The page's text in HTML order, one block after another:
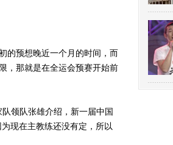
预想晚近一个月的时间，而
，那就是在全运会预赛开始前
领队张雄介绍，新一届中国
现在主教练还没有定，所以